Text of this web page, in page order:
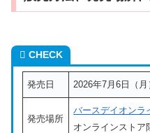
CHECK
発売日 2026年7月6日（月
発売場所
バースデイオンラ
オンラインストア